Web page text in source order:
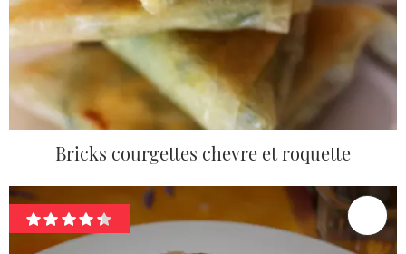
Bricks courgettes chevre et roquette